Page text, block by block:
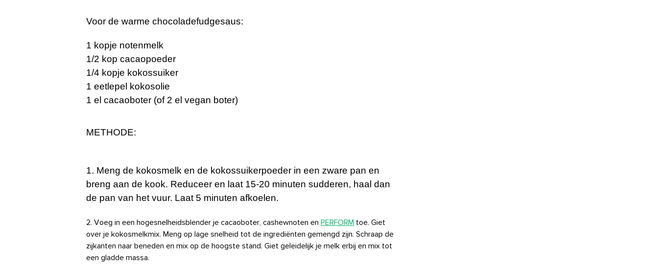
Voor de warme chocoladefudgesaus:
1 kopje notenmelk
1/2 kop cacaopoeder
1/4 kopje kokossuiker
1 eetlepel kokosolie
1 el cacaoboter (of 2 el vegan boter)
METHODE:
1. Meng de kokosmelk en de kokossuikerpoeder in een zware pan en
breng aan de kook. Reduceer en laat 15-20 minuten sudderen, haal dan
de pan van het vuur. Laat 5 minuten afkoelen.
2. Voeg in een hogesnelheidsblender je cacaoboter, cashewnoten en PERFORM toe. Giet
over je kokosmelkmix. Meng op lage snelheid tot de ingrediënten gemengd zijn. Schraap de
zijkanten naar beneden en mix op de hoogste stand. Giet geleidelijk je melk erbij en mix tot
een gladde massa.